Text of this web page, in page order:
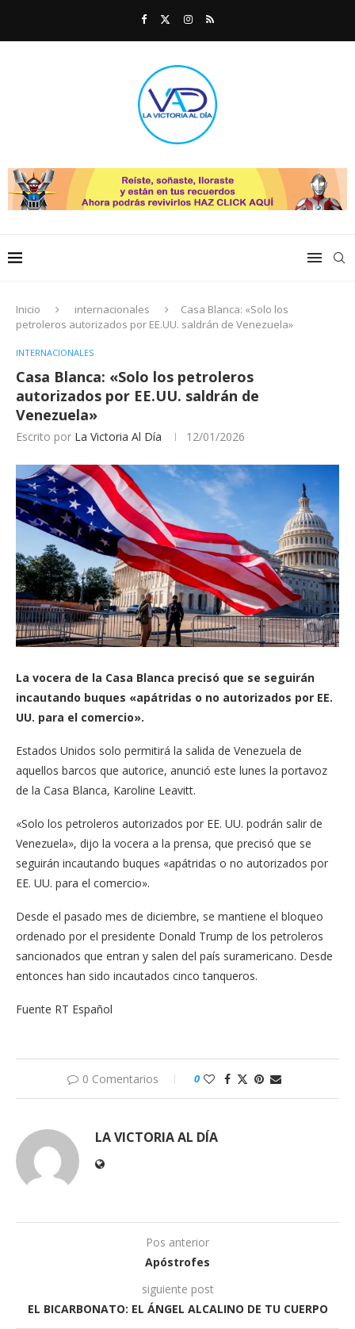
Inicio internacionales
Casa Blanca: «Solo los
petroleros autorizados por EE.UU. saldrán de Venezuela»
INTERNACIONALES
Casa Blanca: «Solo los petroleros
autorizados por EE.UU. saldrán de
Venezuela»
Escrito por La Victoria Al Día 12/01/2026
La vocera de la Casa Blanca precisó que se seguirán
incautando buques «apátridas o no autorizados por EE.
UU. para el comercio».
Estados Unidos solo permitirá la salida de Venezuela de
aquellos barcos que autorice, anunció este lunes la portavoz
de la Casa Blanca, Karoline Leavitt.
«Solo los petroleros autorizados por EE. UU. podrán salir de
Venezuela», dijo la vocera a la prensa, que precisó que se
seguirán incautando buques «apátridas o no autorizados por
EE. UU. para el comercio».
Desde el pasado mes de diciembre, se mantiene el bloqueo
ordenado por el presidente Donald Trump de los petroleros
sancionados que entran y salen del país suramericano. Desde
entonces han sido incautados cinco tanqueros.
Fuente RT Español
0 Comentarios 0
LA VICTORIA AL DÍA
Pos anterior
Apóstrofes
siguiente post
EL BICARBONATO: EL ÁNGEL ALCALINO DE TU CUERPO